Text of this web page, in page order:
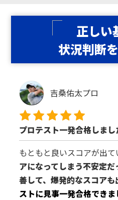
正しい
状況判断
吉桑佑太プロ
プロテスト一発合格しまし
もともと良いスコアが出
アになってしまう不安定
善して、爆発的なスコアも
ストに見事一発合格できま